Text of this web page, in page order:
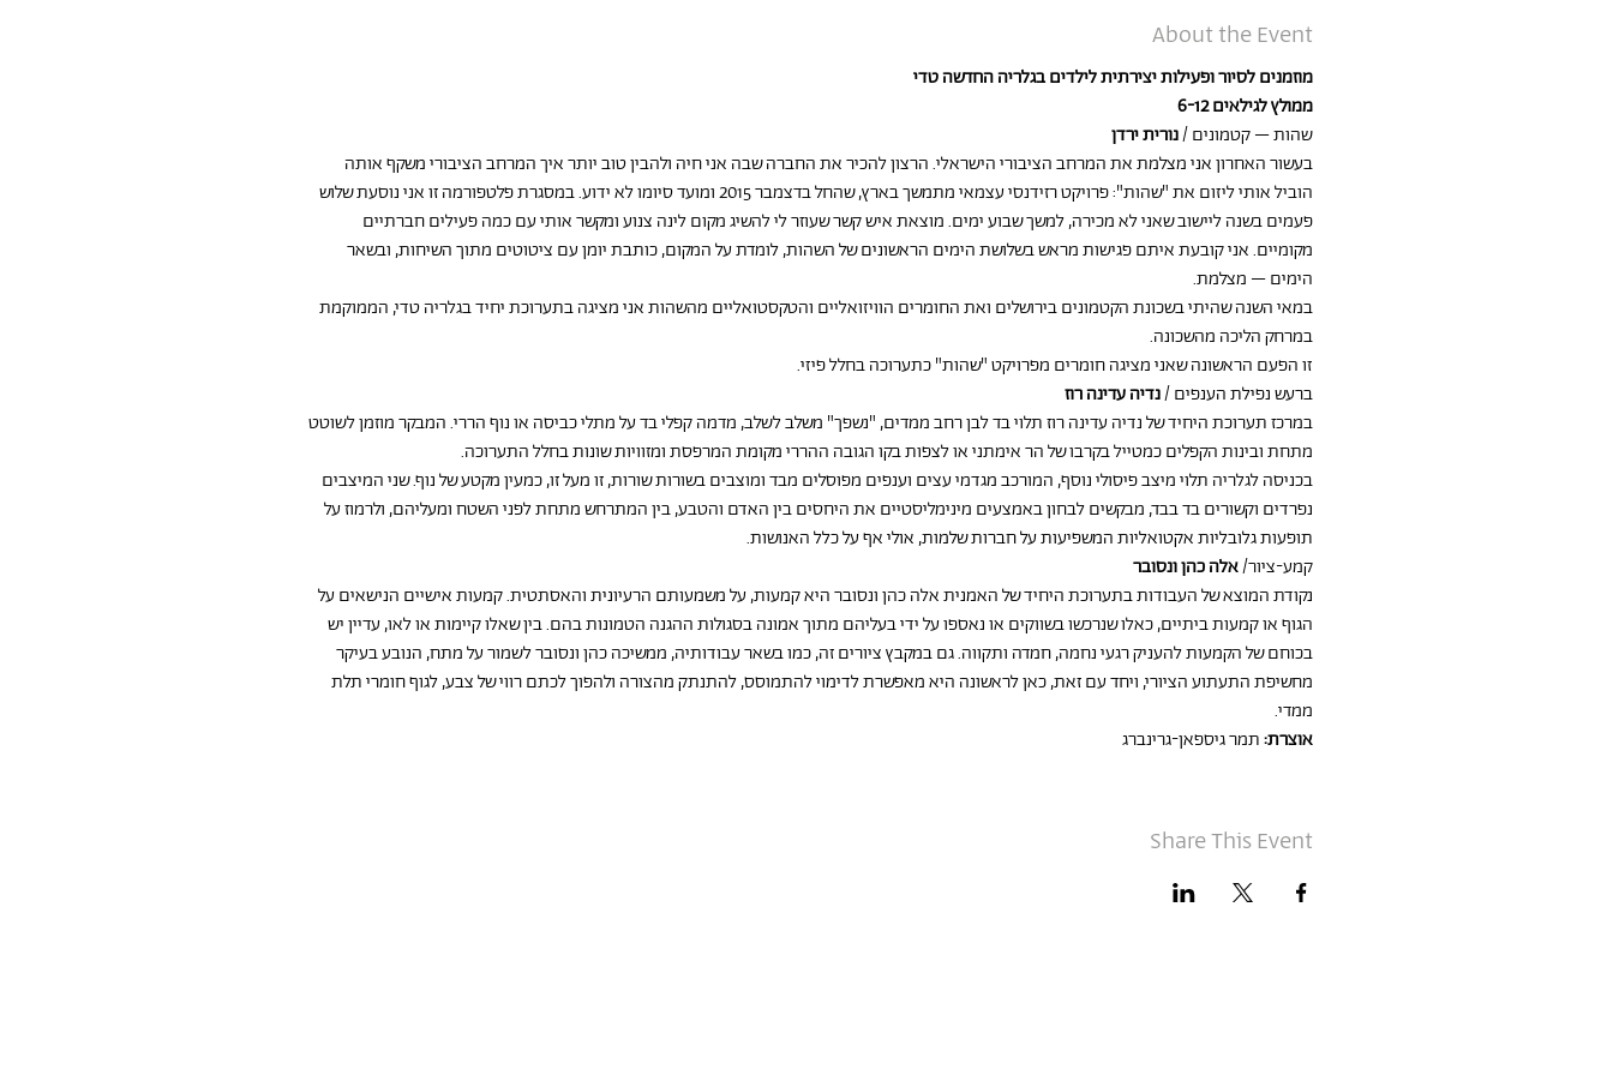
About the Event
מוזמנים לסיור ופעילות יצירתית לילדים בגלריה החדשה טדי
ממולץ לגילאים 6-12
שהות – קטמונים / נורית ירדן
בעשור האחרון אני מצלמת את המרחב הציבורי הישראלי. הרצון להכיר את החברה שבה אני חיה ולהבין טוב יותר איך המרחב הציבורי משקף אותה
הוביל אותי ליזום את "שהות": פרויקט רזידנסי עצמאי מתמשך בארץ, שהחל בדצמבר 2015 ומועד סיומו לא ידוע. במסגרת פלטפורמה זו אני נוסעת שלוש
פעמים בשנה ליישוב שאני לא מכירה, למשך שבוע ימים. מוצאת איש קשר שעוזר לי להשיג מקום לינה צנוע ומקשר אותי עם כמה פעילים חברתיים
מקומיים. אני קובעת איתם פגישות מראש בשלושת הימים הראשונים של השהות, לומדת על המקום, כותבת יומן עם ציטוטים מתוך השיחות, ובשאר
הימים – מצלמת.
במאי השנה שהיתי בשכונת הקטמונים בירושלים ואת החומרים הוויזואליים והטקסטואליים מהשהות אני מציגה בתערוכת יחיד בגלריה טדי, הממוקמת
במרחק הליכה מהשכונה.
זו הפעם הראשונה שאני מציגה חומרים מפרויקט "שהות" כתערוכה בחלל פיזי.
ברעש נפילת הענפים / נדיה עדינה רוז
במרכז תערוכת היחיד של נדיה עדינה רוז תלוי בד לבן רחב ממדים, "נשפך" משלב לשלב, מדמה קפלי בד על מתלי כביסה או נוף הררי. המבקר מוזמן לשוטט
מתחת ובינות הקפלים כמטייל בקרבו של הר אימתני או לצפות בקו הגובה ההררי מקומת המרפסת ומזוויות שונות בחלל התערוכה.
בכניסה לגלריה תלוי מיצב פיסולי נוסף, המורכב מגדמי עצים וענפים מפוסלים מבד ומוצבים בשורות שורות, זו מעל זו, כמעין מקטע של נוף. שני המיצבים
נפרדים וקשורים בד בבד, מבקשים לבחון באמצעים מינימליסטיים את היחסים בין האדם והטבע, בין המתרחש מתחת לפני השטח ומעליהם, ולרמוז על
תופעות גלובליות אקטואליות המשפיעות על חברות שלמות, אולי אף על כלל האנושות.
קמע-ציור/ אלה כהן ונסובר
נקודת המוצא של העבודות בתערוכת היחיד של האמנית אלה כהן ונסובר היא קמעות, על משמעותם הרעיונית והאסתטית. קמעות אישיים הנישאים על
הגוף או קמעות ביתיים, כאלו שנרכשו בשווקים או נאספו על ידי בעליהם מתוך אמונה בסגולות ההגנה הטמונות בהם. בין שאלו קיימות או לאו, עדיין יש
בכוחם של הקמעות להעניק רגעי נחמה, חמדה ותקווה. גם במקבץ ציורים זה, כמו בשאר עבודותיה, ממשיכה כהן ונסובר לשמור על מתח, הנובע בעיקר
מחשיפת התעתוע הציורי, ויחד עם זאת, כאן לראשונה היא מאפשרת לדימוי להתמוסס, להתנתק מהצורה ולהפוך לכתם רווי של צבע, לגוף חומרי תלת
ממדי.
אוצרת: תמר גיספאן-גרינברג
Share This Event